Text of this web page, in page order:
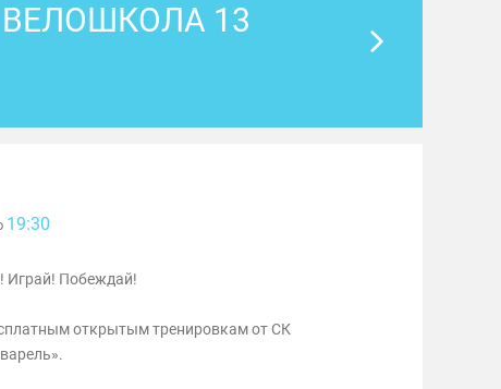
13
19:30
Играй! Побеждай!
открытым тренировкам от СК